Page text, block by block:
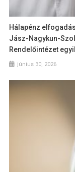
Hálapénz
Jász-Nagykun-
Rendelőintézet
június 30, 2026